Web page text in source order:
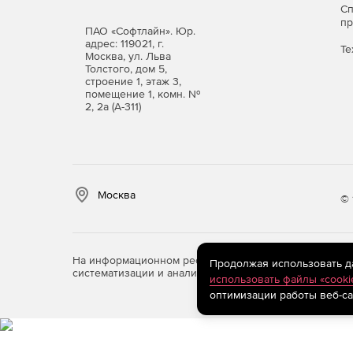
ПАО «Софтлайн». Юр.
адрес: 119021, г.
Москва, ул. Льва
Толстого, дом 5,
строение 1, этаж 3,
помещение 1, комн. №
2, 2а (А-311)
Москва ©
На информационном ресурсе store.softline.ru
систематизации и анализа сведений, относящихся
Продолжая использовать
использовать файлы
оптимизации работы веб-